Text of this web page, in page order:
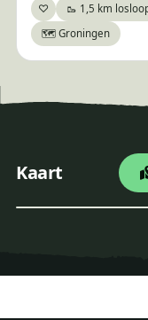
♡Bewaar🥾 1,5 km
🗺️ Groningen
Kaart
Startpunt
−